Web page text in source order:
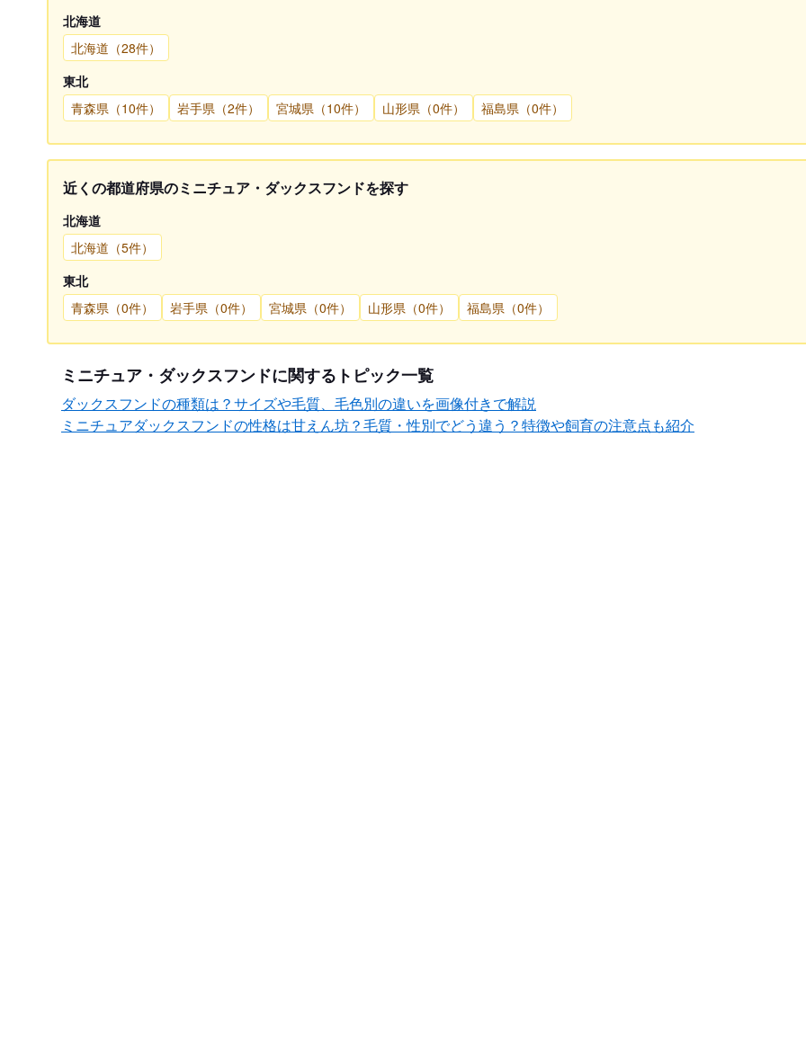
北海道
北海道（28件）
東北
青森県（10件）
岩手県（2件） 宮城県（10件） 山形県（0件） 福島県（0件）
近くの都道府県のミニチュア・ダックスフンドを探す
北海道
北海道（5件）
東北
青森県（0件）
岩手県（0件） 宮城県（0件） 山形県（0件） 福島県（0件）
ミニチュア・ダックスフンドに関するトピック一覧
ダックスフンドの種類は？サイズや毛質、毛色別の違いを画像付きで解説
ミニチュアダックスフンドの性格は甘えん坊？毛質・性別でどう違う？特徴や飼育の注意点も紹介